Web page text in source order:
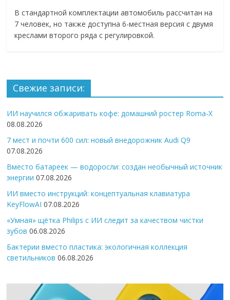
В стандартной комплектации автомобиль рассчитан на
7 человек, но также доступна 6-местная версия с двумя
креслами второго ряда с регулировкой.
Свежие записи:
ИИ научился обжаривать кофе: домашний ростер Roma-X
08.08.2026
7 мест и почти 600 сил: новый внедорожник Audi Q9
07.08.2026
Вместо батареек — водоросли: создан необычный источник
энергии 07.08.2026
ИИ вместо инструкций: концептуальная клавиатура
KeyFlowAI 07.08.2026
«Умная» щётка Philips с ИИ следит за качеством чистки
зубов 06.08.2026
Бактерии вместо пластика: экологичная коллекция
светильников 06.08.2026